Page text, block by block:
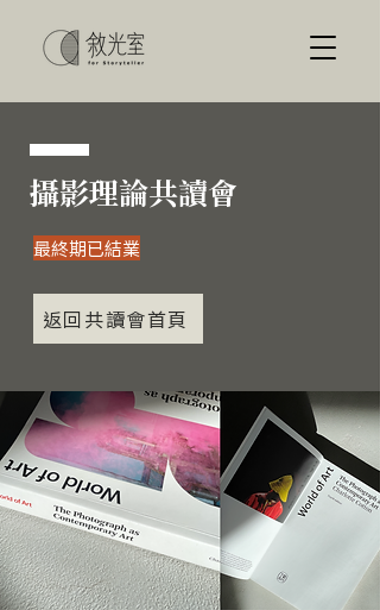
攝影理論共讀會
​最終期已結業
返回共讀會首頁